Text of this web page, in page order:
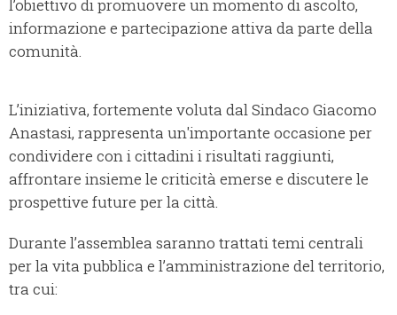
l’obiettivo di promuovere un momento di ascolto,
informazione e partecipazione attiva da parte della
comunità.
L’iniziativa, fortemente voluta dal Sindaco Giacomo
Anastasi, rappresenta un'importante occasione per
condividere con i cittadini i risultati raggiunti,
affrontare insieme le criticità emerse e discutere le
prospettive future per la città.
Durante l’assemblea saranno trattati temi centrali
per la vita pubblica e l’amministrazione del territorio,
tra cui: